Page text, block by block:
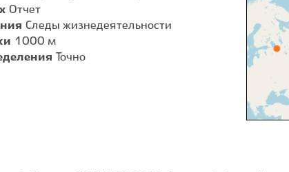
Отчет
Следы жизнедеятельности
1000 м
Точно